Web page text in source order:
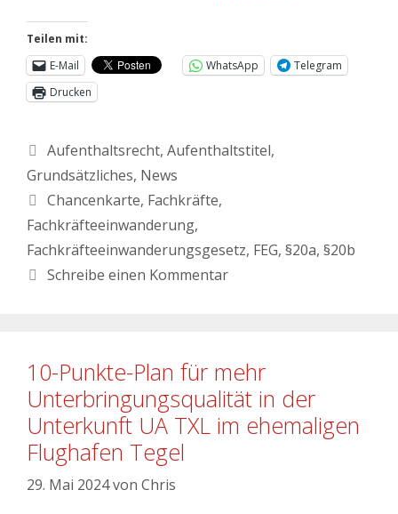
Teilen mit:
E-Mail
WhatsApp
Telegram
Drucken
Aufenthaltsrecht, Aufenthaltstitel,
Grundsätzliches, News
Chancenkarte, Fachkräfte,
Fachkräfteeinwanderung,
Fachkräfteeinwanderungsgesetz, FEG, §20a, §20b
Schreibe einen Kommentar
10-Punkte-Plan für mehr
Unterbringungsqualität in der
Unterkunft UA TXL im ehemaligen
Flughafen Tegel
29. Mai 2024von Chris